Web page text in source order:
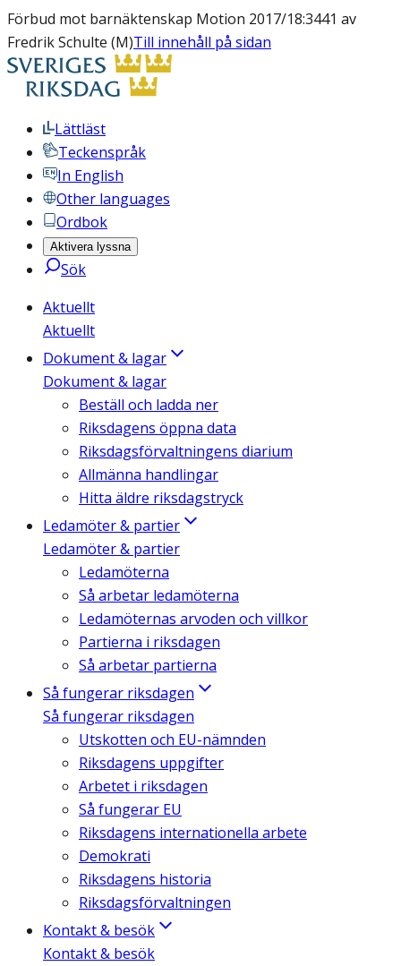
Förbud mot barnäktenskap Motion 2017/18:3441 av
Fredrik Schulte (M)Till innehåll på sidan
Lättläst
Teckenspråk
In English
Other languages
Ordbok
Aktivera lyssna
Sök
Aktuellt
Aktuellt
Dokument & lagar
Dokument & lagar
Beställ och ladda ner
Riksdagens öppna data
Riksdagsförvaltningens diarium
Allmänna handlingar
Hitta äldre riksdagstryck
Ledamöter & partier
Ledamöter & partier
Ledamöterna
Så arbetar ledamöterna
Ledamöternas arvoden och villkor
Partierna i riksdagen
Så arbetar partierna
Så fungerar riksdagen
Så fungerar riksdagen
Utskotten och EU-nämnden
Riksdagens uppgifter
Arbetet i riksdagen
Så fungerar EU
Riksdagens internationella arbete
Demokrati
Riksdagens historia
Riksdagsförvaltningen
Kontakt & besök
Kontakt & besök